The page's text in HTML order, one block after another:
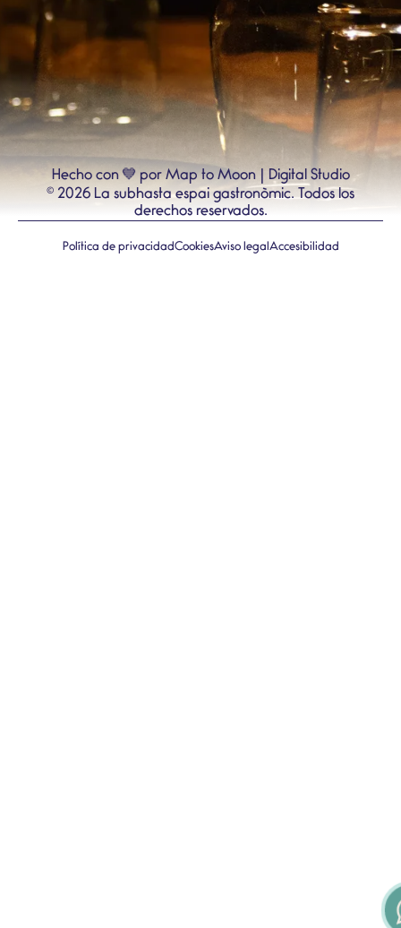
Hecho con 💙 por Map to Moon | Digital Studio
© 2026 La subhasta espai gastronòmic. Todos los
derechos reservados.
Política de privacidadCookiesAviso legalAccesibilidad